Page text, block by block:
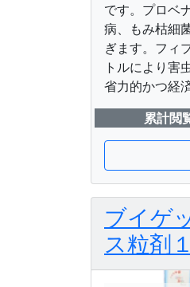
です。プロベ
病、もみ枯細
ぎます。フィ
トルにより害
省力的かつ経
累計閲
ブイゲ
ス粒剤